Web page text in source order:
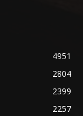
4951
2804
2399
2257